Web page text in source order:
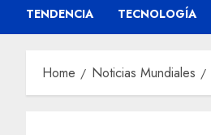
TENDENCIA TECNOLOGÍA
Home Noticias Mundiales